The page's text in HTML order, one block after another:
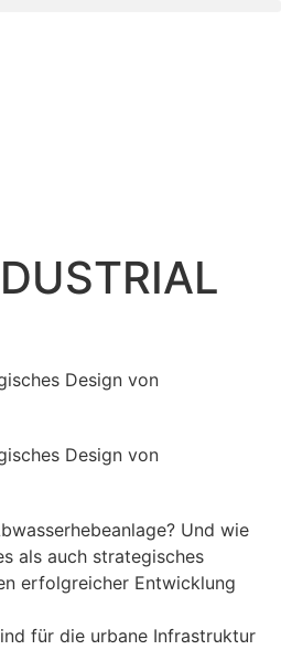
Design von
Design von
Und wie
als auch strategisches
erfolgreicher Entwicklung
für die urbane Infrastruktur